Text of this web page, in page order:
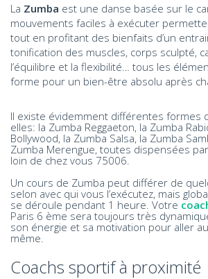
La Zumba est une danse basée sur le
mouvements faciles à exécuter
tout en profitant des bienfaits d’un
tonification des muscles, corps sculpté,
l’équilibre et la flexibilité… tous les
forme pour un bien-être absolu après
Il existe évidemment différentes formes
elles: la Zumba Reggaeton, la Zumba
Bollywood, la Zumba Salsa, la Zumba
Zumba Merengue, toutes dispensées
loin de chez vous 75006.
Un cours de Zumba peut différer de
selon avec qui vous l’exécutez, mais
se déroule pendant 1 heure. Votre
Paris 6 ème sera toujours très
son énergie et sa motivation pour aller
même.
Coachs sportif à proximité